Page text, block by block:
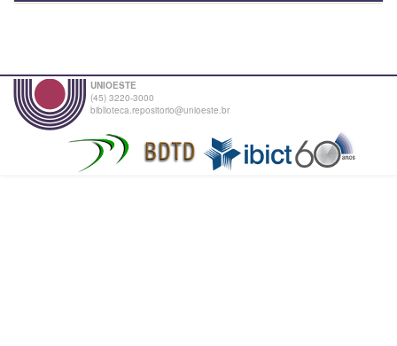
UNIOESTE
(45) 3220-3000
biblioteca.repositorio@unioeste.br